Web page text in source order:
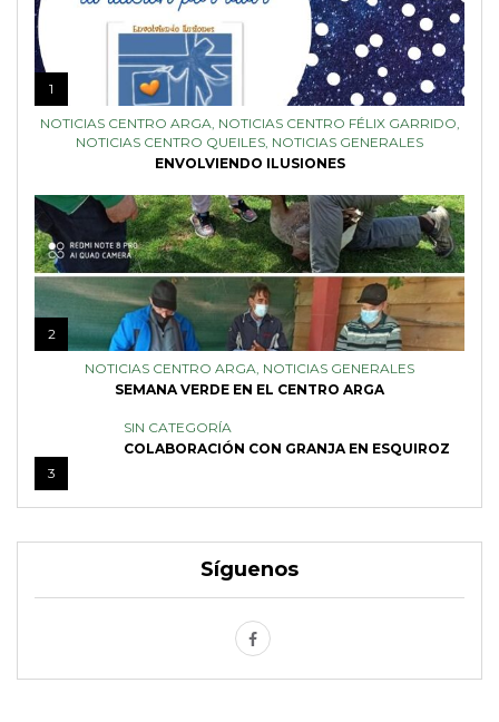
1
NOTICIAS CENTRO ARGA NOTICIAS CENTRO FÉLIX GARRIDO
NOTICIAS CENTRO QUEILES NOTICIAS GENERALES
ENVOLVIENDO ILUSIONES
2
NOTICIAS CENTRO ARGA NOTICIAS GENERALES
SEMANA VERDE EN EL CENTRO ARGA
3
SIN CATEGORÍA
COLABORACIÓN CON GRANJA EN ESQUIROZ
Síguenos